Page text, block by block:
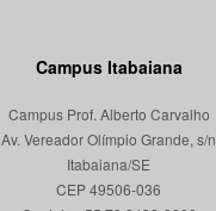
Campus Itabaiana
Campus Prof. Alberto Carvalho
Av. Vereador Olímpio Grande, s/n
Itabaiana/SE
CEP 49506-036